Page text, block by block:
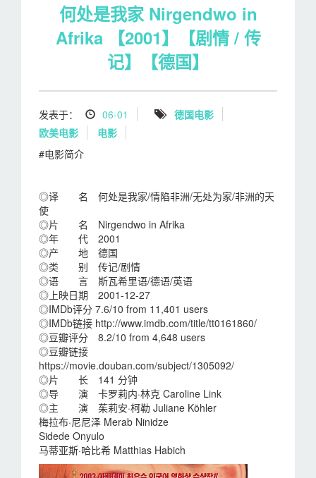
何处是我家 Nirgendwo in
Afrika 【2001】【剧情 / 传
记】【德国】
发表于： 06-01
德国电影
欧美电影
电影
#电影简介
◎译 名 何处是我家/情陷非洲/无处为家/非洲的天
使
◎片 名 Nirgendwo in Afrika
◎年 代 2001
◎产 地 德国
◎类 别 传记/剧情
◎语 言 斯瓦希里语/德语/英语
◎上映日期 2001-12-27
◎IMDb评分 7.6/10 from 11,401 users
◎IMDb链接 http://www.imdb.com/title/tt0161860/
◎豆瓣评分 8.2/10 from 4,648 users
◎豆瓣链接
https://movie.douban.com/subject/1305092/
◎片 长 141 分钟
◎导 演 卡罗莉内·林克 Caroline Link
◎主 演 茱莉安·柯勒 Juliane Köhler
梅拉布·尼尼泽 Merab Ninidze
Sidede Onyulo
马蒂亚斯·哈比希 Matthias Habich